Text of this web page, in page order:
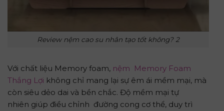
Review nệm cao su nhân tạo tốt không? 2
Với chất liệu Memory foam, nệm Memory Foam
Thắng Lợi không chỉ mang lại sự êm ái mềm mại, mà
còn siêu dẻo dai và bền chắc. Độ mềm mại tự
nhiên giúp điều chỉnh đường cong cơ thể, duy trì